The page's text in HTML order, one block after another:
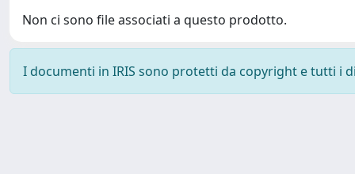
Non ci sono file associati a questo prodotto.
I documenti in IRIS sono protetti da copyright e tutti i